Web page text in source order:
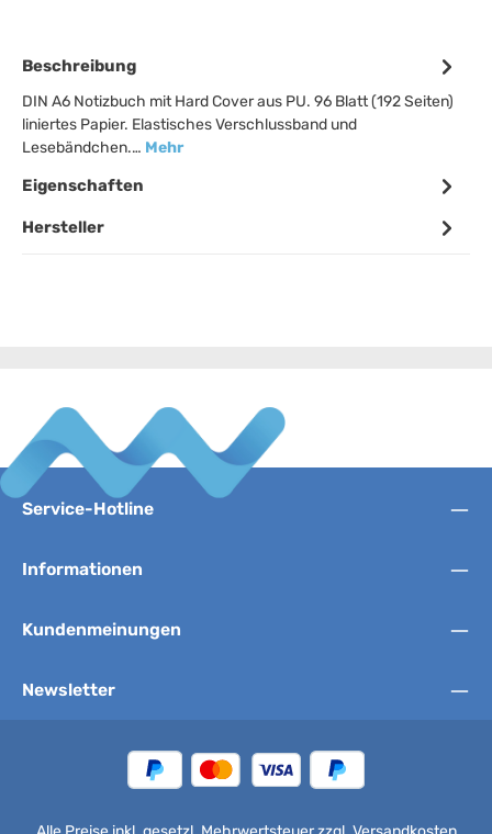
Beschreibung
DIN A6 Notizbuch mit Hard Cover aus PU. 96 Blatt (192 Seiten)
liniertes Papier. Elastisches Verschlussband und
Lesebändchen.… Mehr
Eigenschaften
Hersteller
Service-Hotline
Informationen
Kundenmeinungen
Newsletter